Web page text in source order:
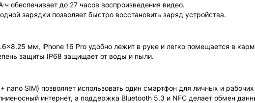
обеспечивает до 27 часов воспроизведения видео.
зарядки позволяет быстро восстановить заряд устройства.
мм, iPhone 16 Pro удобно лежит в руке и легко помещается в
защиты IP68 защищает от воды и пыли.
nano SIM) позволяет использовать один смартфон для личных и
интернет, а поддержка Bluetooth 5.3 и NFC делает обмен